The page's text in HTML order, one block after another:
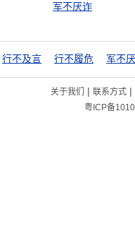
军不厌诈
行不及言 行不履危 军不
关于我们 | 联系方式|
粤ICP备